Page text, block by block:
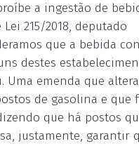
a ingestão de
215/2018, deputado
que a bebida
destes
Uma emenda que
de gasolina e que
que há postos
justamente, garantir